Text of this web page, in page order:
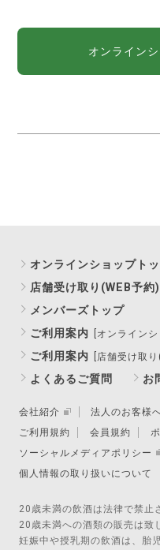
オンライン
オンラインショップト
店舗受け取り(WEB予約
メンバーズトップ
ご利用案内
[オンライン
ご利用案内 [店舗受け取
よくあるご質問 お
会社紹介 法人のお客様
ご利用規約
会員規約
ソーシャルメディアポリシー
個人情報の取り扱いについて
20歳未満の飲酒は法律で禁止
20歳未満への酒類の販売は致
妊娠中や授乳期の飲酒は、胎